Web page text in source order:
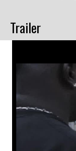
Trailer